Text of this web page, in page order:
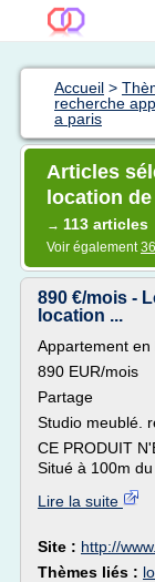
Accueil >
recherche
a paris
Articles
location
→ 113 articles
Voir également
890 €/mois -
location ...
Appartement
890 EUR/mois
Partage
Studio meublé.
CE PRODUIT
Situé à 100m du
Lire la suite
Site : http://
Thèmes liés :